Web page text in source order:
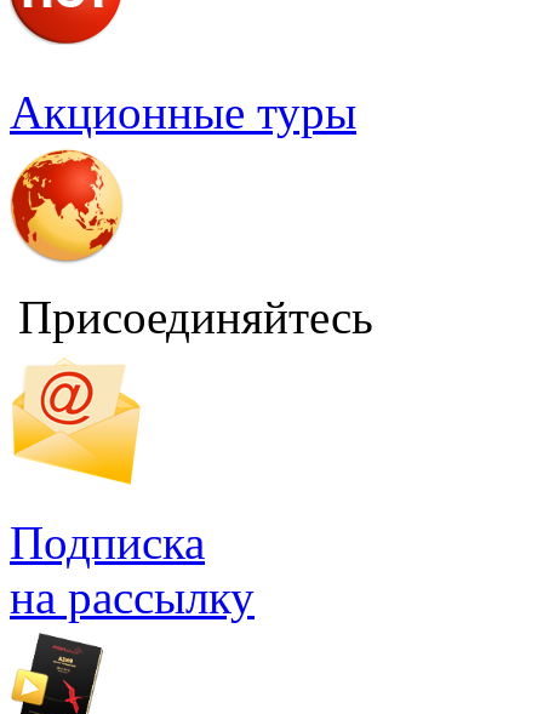
Акционные туры
Присоединяйтесь
Подписка
на рассылку